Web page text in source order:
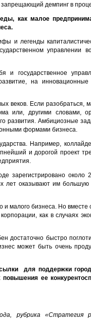
демпинг в
как малое
и легенды
управлении
государственное
на
веков. Если разобраться,
или, другими словами,
развития. Амбициозные
формами бизнеса.
Например,
и дорогой проект
зарегистрировано
лет оказывают им
и малого бизнеса. Но
как в случаях
достаточно быстро
может быть очень
для поддержки
повышения ее
рубрика «Стратегия